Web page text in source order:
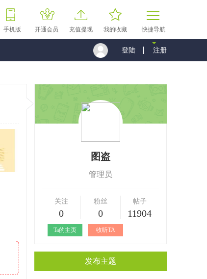
快捷导航
我的收藏
充值提现
开通会员
手机版
登陆 注册
图盗
管理员
关注
0
粉丝
0
帖子
11904
Ta的主页 收听TA
发布主题